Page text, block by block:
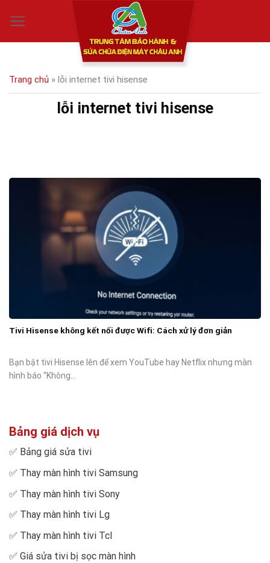
Trang chủ » lỗi internet tivi hisense
lỗi internet tivi hisense
Tivi Hisense không kết nối được Wifi: Cách xử lý đơn giản
Bạn bật tivi Hisense lên để xem YouTube hay Netflix nhưng màn
hình báo “Không...
Bảng giá dịch vụ
✅ Bảng giá sửa tivi
✅ Thay màn hình tivi Samsung
✅ Thay màn hình tivi Sony
✅ Thay màn hình tivi Lg
✅ Thay màn hình tivi Tcl
✅ Giá sửa tivi bị sọc màn hình